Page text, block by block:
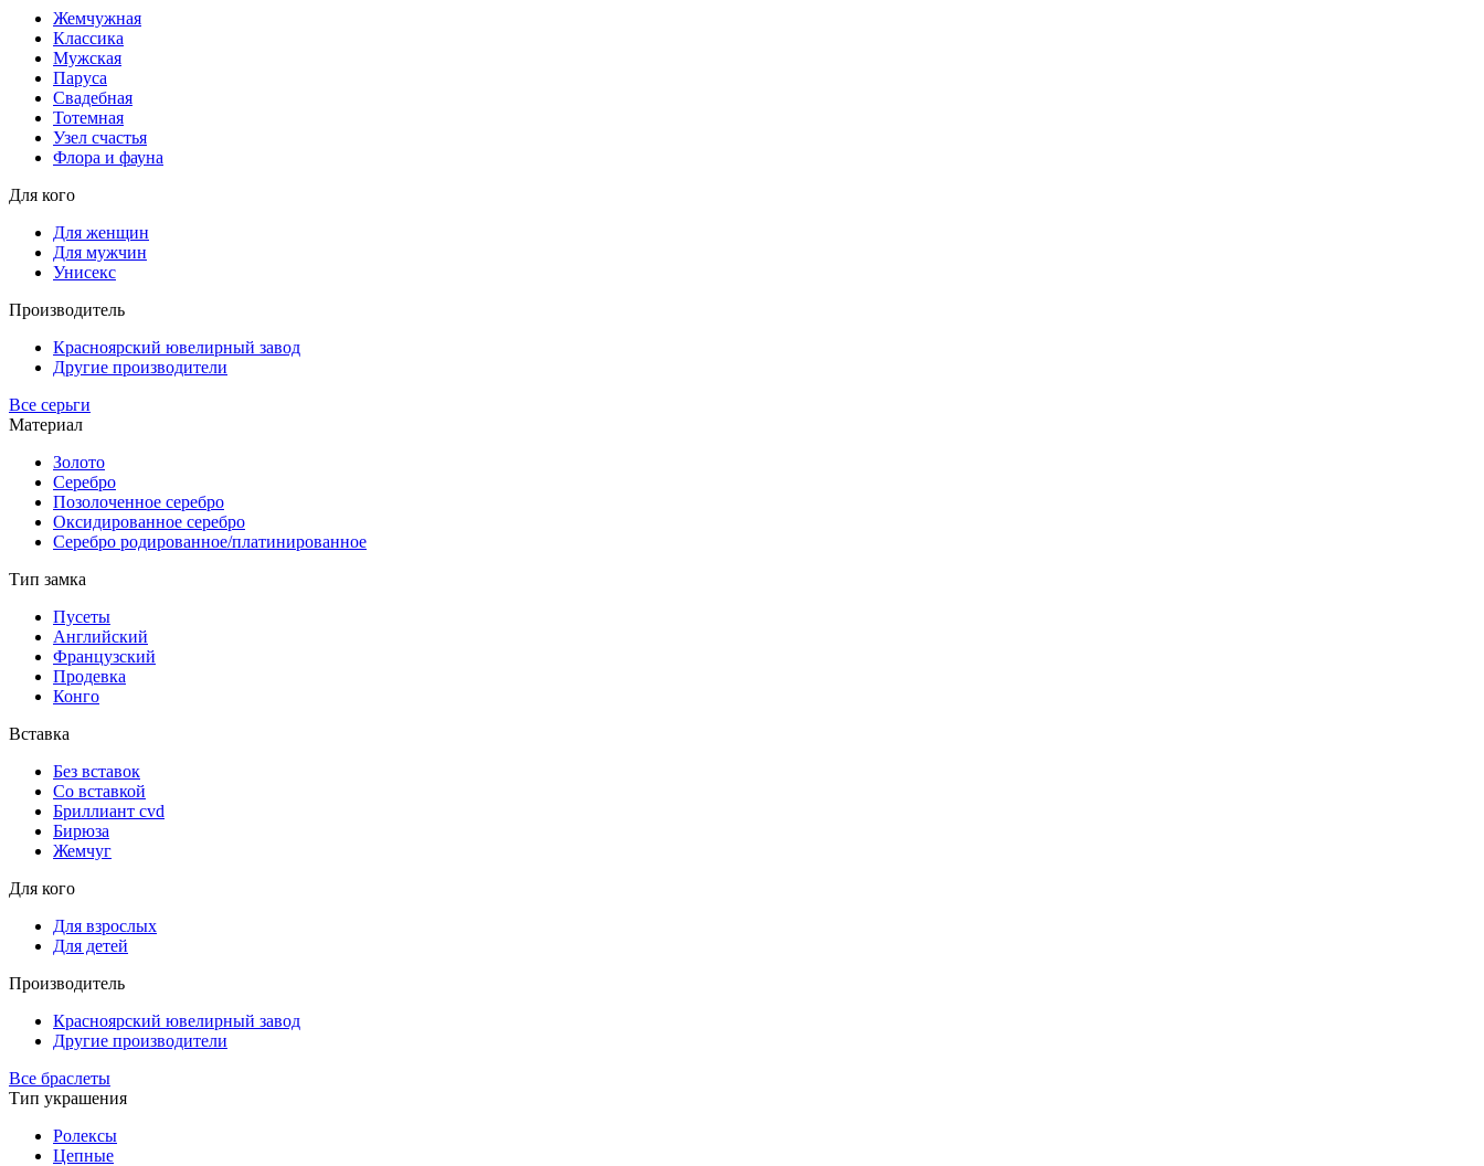
Жемчужная
Классика
Мужская
Паруса
Свадебная
Тотемная
Узел счастья
Флора и фауна
Для кого
Для женщин
Для мужчин
Унисекс
Производитель
Красноярский ювелирный завод
Другие производители
Все серьги
Материал
Золото
Серебро
Позолоченное серебро
Оксидированное серебро
Серебро родированное/платинированное
Тип замка
Пусеты
Английский
Французский
Продевка
Конго
Вставка
Без вставок
Со вставкой
Бриллиант cvd
Бирюза
Жемчуг
Для кого
Для взрослых
Для детей
Производитель
Красноярский ювелирный завод
Другие производители
Все браслеты
Тип украшения
Ролексы
Цепные